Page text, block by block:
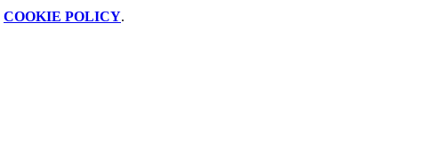
COOKIE POLICY.